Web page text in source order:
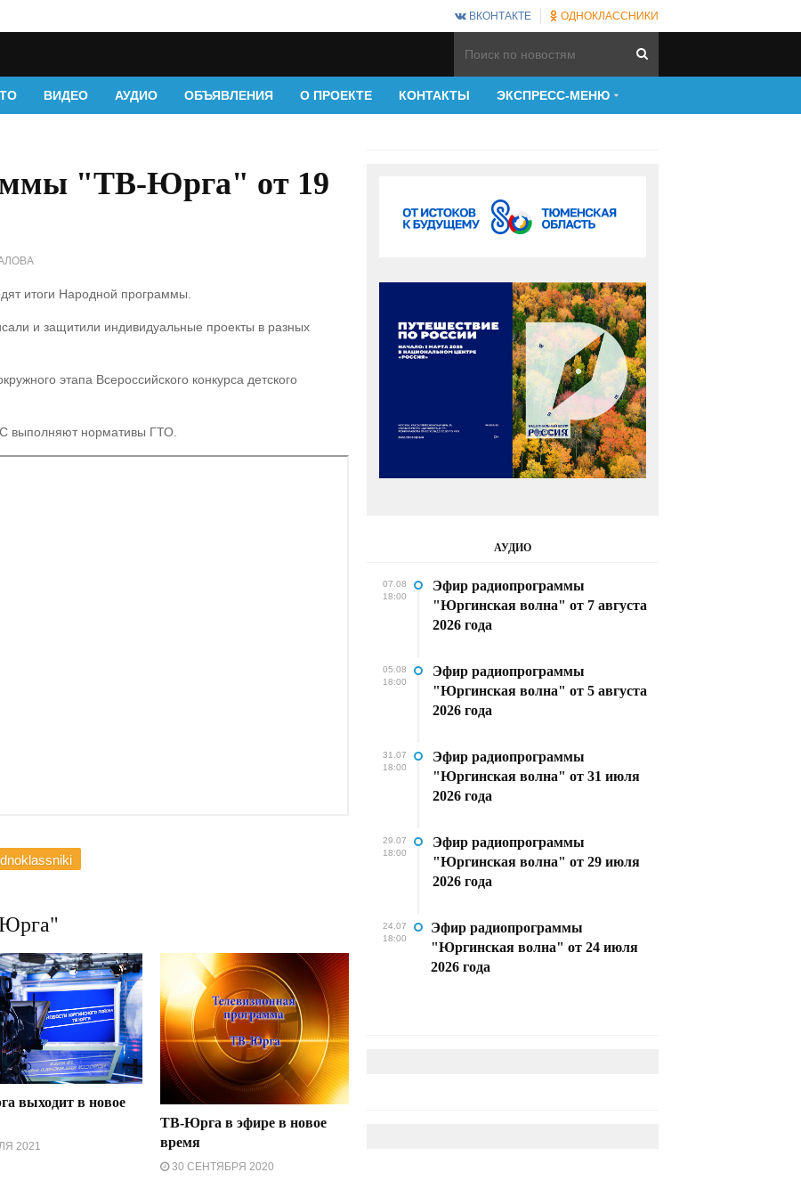
ВКОНТАКТЕ ОДНОКЛАССНИКИ
ВИДЕО АУДИО ОБЪЯВЛЕНИЯ О ПРОЕКТЕ КОНТАКТЫ ЭКСПРЕСС-МЕНЮ
"ТВ-Юрга" от 19
итоги Народной программы.
и защитили индивидуальные проекты в разных
этапа Всероссийского конкурса детского
выполняют нормативы ГТО.
выходит в новое
2021
ТВ-Юрга в эфире в новое
время
30 СЕНТЯБРЯ 2020
АУДИО
07.08
18:00
Эфир радиопрограммы
"Юргинская волна" от 7 августа
2026 года
05.08
18:00
Эфир радиопрограммы
"Юргинская волна" от 5 августа
2026 года
31.07
18:00
Эфир радиопрограммы
"Юргинская волна" от 31 июля
2026 года
29.07
18:00
Эфир радиопрограммы
"Юргинская волна" от 29 июля
2026 года
24.07
18:00
Эфир радиопрограммы
"Юргинская волна" от 24 июля
2026 года